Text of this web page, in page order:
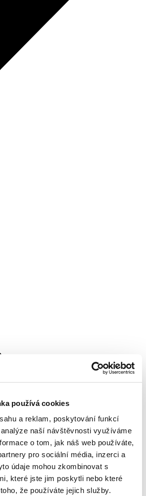
používá cookies
a reklam, poskytování funkcí
naší návštěvnosti využíváme
o tom, jak náš web používáte,
pro sociální média, inzerci a
údaje mohou zkombinovat s
které jste jim poskytli nebo které
že používáte jejich služby.